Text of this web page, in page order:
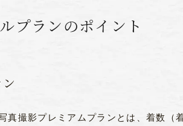
プランのポイント
真撮影プレミアムプランとは、着数